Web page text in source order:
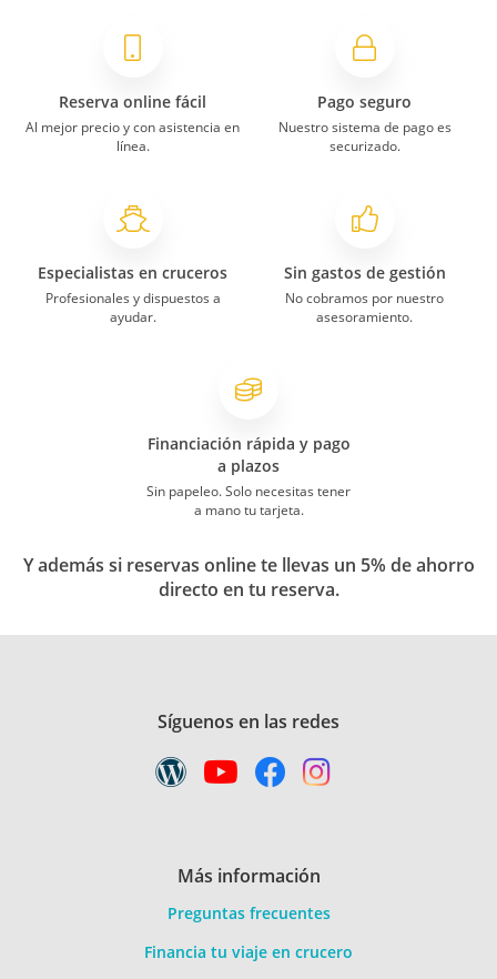
Reserva online fácil
Al mejor precio y con asistencia en
línea.
Pago seguro
Nuestro sistema de pago es
securizado.
Especialistas en cruceros
Profesionales y dispuestos a
ayudar.
Sin gastos de gestión
No cobramos por nuestro
asesoramiento.
Financiación rápida y pago
a plazos
Sin papeleo. Solo necesitas tener
a mano tu tarjeta.
Y además si reservas online te llevas un 5% de ahorro
directo en tu reserva.
Síguenos en las redes
Más información
Preguntas frecuentes
Financia tu viaje en crucero